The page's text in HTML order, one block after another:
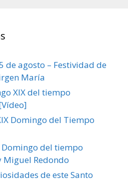
de agosto – Festividad de
María
XIX del tiempo
Domingo del Tiempo
del tiempo
Miguel Redondo
de este Santo